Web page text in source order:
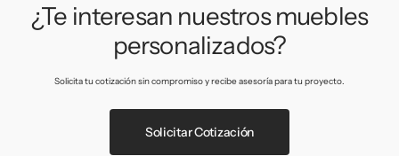
¿Te interesan nuestros muebles
personalizados?
Solicita tu cotización sin compromiso y recibe asesoría para tu proyecto.
Solicitar Cotización